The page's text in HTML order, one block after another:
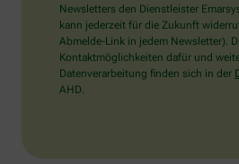
den
LKW.
Newsletters den Dienstleister
kann jederzeit für die Zukunft
Abmelde-Link in jedem Newsletter).
Kontaktmöglichkeiten dafür und
Datenverarbeitung finden sich in der
AHD.